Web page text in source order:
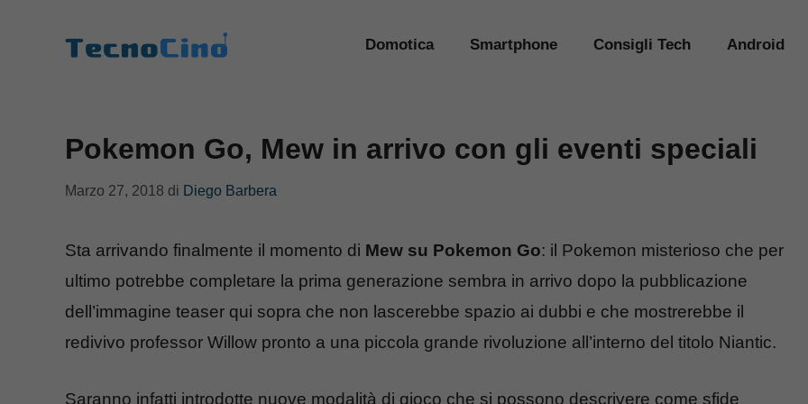
Domotica Smartphone Consigli Tech Android
Pokemon Go, Mew in arrivo con gli eventi speciali
Marzo 27, 2018 di Diego Barbera
Sta arrivando finalmente il momento di Mew su Pokemon Go: il Pokemon misterioso che per
ultimo potrebbe completare la prima generazione sembra in arrivo dopo la pubblicazione
dell’immagine teaser qui sopra che non lascerebbe spazio ai dubbi e che mostrerebbe il
redivivo professor Willow pronto a una piccola grande rivoluzione all’interno del titolo Niantic.
Saranno infatti introdotte nuove modalità di gioco che si possono descrivere come sfide